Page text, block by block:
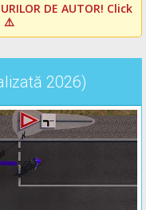
DE AUTOR! Click
⚠️
2026)